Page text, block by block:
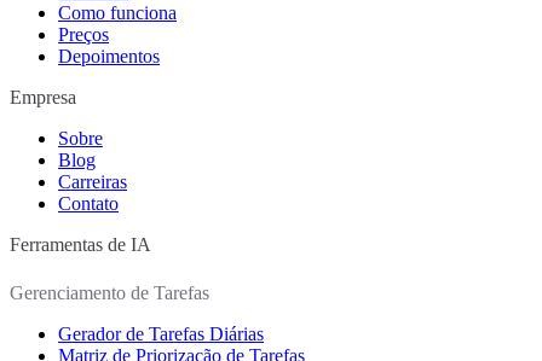
Como funciona
Preços
Depoimentos
Empresa
Sobre
Blog
Carreiras
Contato
Ferramentas de IA
Gerenciamento de Tarefas
Gerador de Tarefas Diárias
Matriz de Priorização de Tarefas